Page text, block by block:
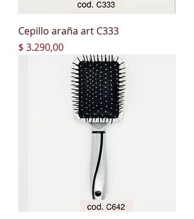
Cepillo araña art C333
Precio
$ 3.290,00